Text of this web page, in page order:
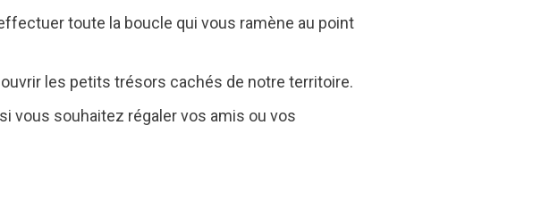
toute la boucle qui vous ramène au point
les petits trésors cachés de notre territoire.
vous souhaitez régaler vos amis ou vos